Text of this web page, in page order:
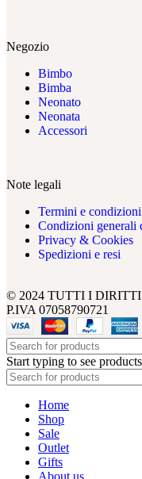
Negozio
Bimbo
Bimba
Neonato
Neonata
Accessori
Note legali
Termini e condizioni
Condizioni generali
Privacy & Cookies
Spedizioni e resi
© 2024 TUTTI I DIRITTI
P.IVA 07058790721
Start typing to see
Home
Shop
Sale
Outlet
Gifts
About us